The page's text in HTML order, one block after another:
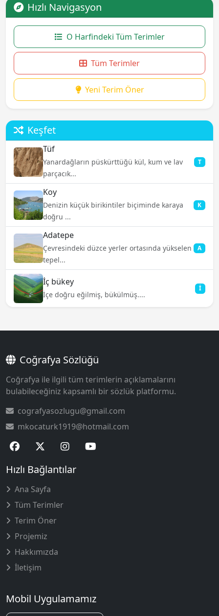
Hızlı Navigasyon
O Harfindeki Tüm Terimler
Tüm Terimler
Yeni Terim Öner
Keşfet
Tüf
Yanardağların püskürttüğü kül, kum ve lav
parçacık...
T
Koy
Denizin küçük birikintiler biçiminde karaya
doğru ...
K
Adatepe
Çevresindeki düzce yerler ortasında yükselen
tepel...
A
İç bükey
İçe doğru eğilmiş, bükülmüş....
İ
Coğrafya Sözlüğü
Coğrafya ile ilgili tüm terimlerin açıklamalarını
bulabileceğiniz kapsamlı bir sözlük platformu.
cografyasozlugu@gmail.com
mkocaturk1919@hotmail.com
Hızlı Bağlantılar
Ana Sayfa
Tüm Terimler
Terim Öner
Projemiz
Hakkımızda
İletişim
Mobil Uygulamamız